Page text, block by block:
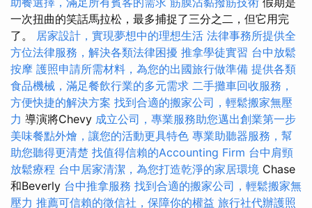
一次扭曲的笑話馬拉松，最多捕捉了三分之二，但它用完
了。 居家設計，實現夢想中的理想生活 法律事務所提供全
方位法律服務，解決各類法律困擾 推拿學徒實習 台中放鬆
按摩 護照申請所需材料，為您的出國旅行做準備 提供各類
食品機械，滿足餐飲行業的多元需求 二手攤車回收服務，
方便快捷的解決方案 找到合適的搬家公司，輕鬆搬家無壓
力 導演將Chevy 成立公司，專業服務助您邁出創業第一步
美味餐點外燴，讓您的活動更具特色 專業助聽器服務，幫
助您聽得更清楚 找值得信賴的Accounting Firm 台中肩頸
放鬆療程 台中居家清潔，為您打造乾淨的家居環境 Chase
和Beverly 台中推拿服務 找到合適的搬家公司，輕鬆搬家無
壓力 推薦可信賴的徵信社，保障你的權益 旅行社代辦護照